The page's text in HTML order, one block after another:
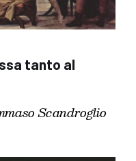
tanto al
Scandroglio